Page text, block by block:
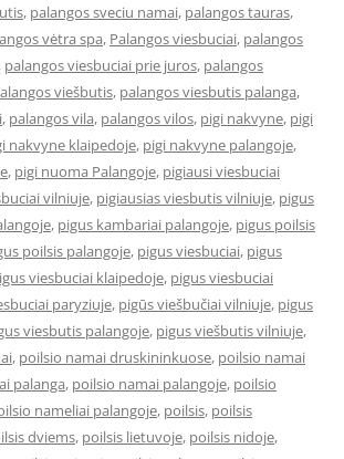
, palangos sveciu namai, palangos tauras,
vėtra spa, Palangos viesbuciai, palangos
, palangos viesbuciai prie juros, palangos
viešbutis, palangos viesbutis palanga,
, palangos vila, palangos vilos, pigi nakvyne, pigi
nakvyne klaipedoje, pigi nakvyne palangoje,
, pigi nuoma Palangoje, pigiausi viesbuciai
vilniuje, pigiausias viesbutis vilniuje, pigus
, pigus kambariai palangoje, pigus poilsis
poilsis palangoje, pigus viesbuciai, pigus
viesbuciai klaipedoje, pigus viesbuciai
paryziuje, pigūs viešbučiai vilniuje, pigus
viesbutis palangoje, pigus viešbutis vilniuje,
, poilsio namai druskininkuose, poilsio namai
palanga, poilsio namai palangoje, poilsio
nameliai palangoje, poilsis, poilsis
dviems, poilsis lietuvoje, poilsis nidoje,